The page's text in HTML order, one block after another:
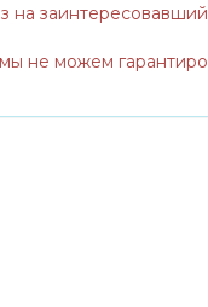
на
не можем